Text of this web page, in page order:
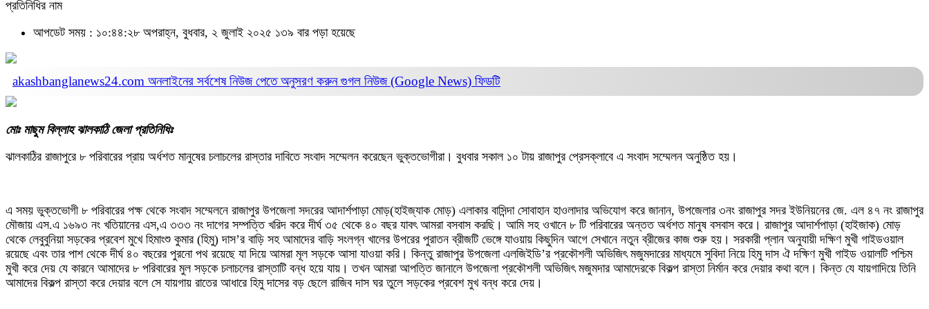
প্রতিনিধির নাম
আপডেট সময় : ১০:৪৪:২৮ অপরাহ্ন, বুধবার, ২ জুলাই ২০২৫ ১৩৯ বার পড়া হয়েছে
akashbanglanews24.com অনলাইনের সর্বশেষ নিউজ পেতে অনুসরণ করুনগুগল নিউজ (Google News) ফিডটি
মোঃ মাছুম বিল্লাহ ঝালকাঠি জেলা প্রতিনিধিঃ
ঝালকাঠির রাজাপুরে ৮ পরিবারের প্রায় অর্ধশত মানুষের চলাচলের রাস্তার দাবিতে সংবাদ সম্মেলন করেছেন ভুক্তভোগীরা। বুধবার সকাল ১০ টায় রাজাপুর প্রেসক্লাবে এ সংবাদ সম্মেলন অনুষ্ঠিত হয়।
এ সময় ভুক্তভোগী ৮ পরিবারের পক্ষ থেকে সংবাদ সম্মেলনে রাজাপুর উপজেলা সদরের আদার্শপাড়া মোড়(হাইজ্যাক মোড়) এলাকার বাসিন্দা সোবাহান হাওলাদার অভিযোগ করে জানান, উপজেলার ৩নং রাজাপুর সদর ইউনিয়নের জে. এল ৪৭ নং রাজাপুর
মৌজায় এস.এ ১৬৯৩ নং খতিয়ানের এস,এ ৩৩৩ নং দাগের সম্পত্তি খরিদ করে দীর্ঘ ৩৫ থেকে ৪০ বছর যাবৎ আমরা বসবাস করছি। আমি সহ ওখানে ৮ টি পরিবারের অন্তত অর্ধশত মানুষ বসবাস করে। রাজাপুর আদার্শপাড়া (হাইজাক) মোড়
থেকে লেবুবুনিয়া সড়কের প্রবেশ মুখে হিমাংশু কুমার (হিমু) দাস’র বাড়ি সহ আমাদের বাড়ি সংলগ্ন খালের উপরের পুরাতন ব্রীজটি ভেঙ্গে যাওয়ায় কিছুদিন আগে সেখানে নতুন ব্রীজের কাজ শুরু হয়। সরকারী প্লান অনুযায়ী দক্ষিণ মুখী গাইডওয়াল
রয়েছে এবং তার পাশ থেকে দীর্ঘ ৪০ বছরের পুরনো পথ রয়েছে যা দিয়ে আমরা মূল সড়কে আসা যাওয়া করি। কিন্তু রাজাপুর উপজেলা এলজিইডি’র প্রকৌশলী অভিজিৎ মজুমদারের মাধ্যমে সুবিদা নিয়ে হিমু দাস ঐ দক্ষিণ মুখী গাইড ওয়ালটি পশ্চিম
মুখী করে দেয় যে কারনে আমাদের ৮ পরিবারের মুল সড়কে চলাচলের রাস্তাটি বন্ধ হয়ে যায়। তখন আমরা আপত্তি জানালে উপজেলা প্রকৌশলী অভিজিৎ মজুমদার আমাদেরকে বিকল্প রাস্তা নির্মান করে দেয়ার কথা বলে। কিন্ত যে যায়গাদিয়ে তিনি
আমাদের বিকল্প রাস্তা করে দেয়ার বলে সে যায়গায় রাতের আধারে হিমু দাসের বড় ছেলে রাজিব দাস ঘর তুলে সড়কের প্রবেশ মুখ বন্ধ করে দেয়।